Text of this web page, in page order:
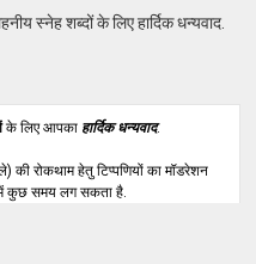
स्नेह शब्दों के लिए हार्दिक धन्यवाद.
के लिए आपका हार्दिक धन्यवाद.
की रोकथाम हेतु टिप्पणियों का मॉडरेशन
में कुछ समय लग सकता है.